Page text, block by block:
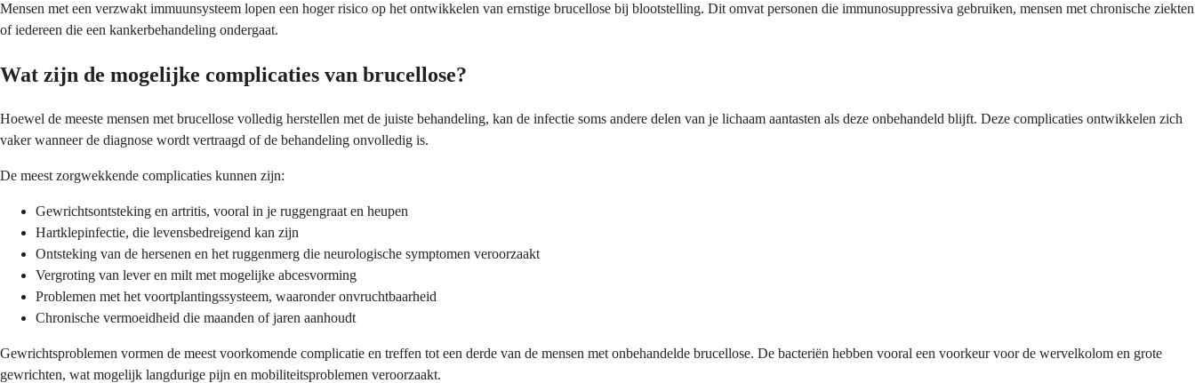
Mensen met een verzwakt immuunsysteem lopen een hoger risico op het ontwikkelen van ernstige brucellose bij blootstelling. Dit omvat personen die immunosuppressiva gebruiken, mensen met chronische ziekten
of iedereen die een kankerbehandeling ondergaat.
Wat zijn de mogelijke complicaties van brucellose?
Hoewel de meeste mensen met brucellose volledig herstellen met de juiste behandeling, kan de infectie soms andere delen van je lichaam aantasten als deze onbehandeld blijft. Deze complicaties ontwikkelen zich
vaker wanneer de diagnose wordt vertraagd of de behandeling onvolledig is.
De meest zorgwekkende complicaties kunnen zijn:
Gewrichtsontsteking en artritis, vooral in je ruggengraat en heupen
Hartklepinfectie, die levensbedreigend kan zijn
Ontsteking van de hersenen en het ruggenmerg die neurologische symptomen veroorzaakt
Vergroting van lever en milt met mogelijke abcesvorming
Problemen met het voortplantingssysteem, waaronder onvruchtbaarheid
Chronische vermoeidheid die maanden of jaren aanhoudt
Gewrichtsproblemen vormen de meest voorkomende complicatie en treffen tot een derde van de mensen met onbehandelde brucellose. De bacteriën hebben vooral een voorkeur voor de wervelkolom en grote
gewrichten, wat mogelijk langdurige pijn en mobiliteitsproblemen veroorzaakt.